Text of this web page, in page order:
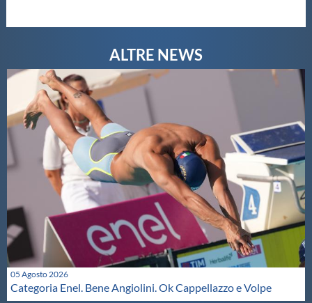
Intranet
Webmail
Contatti
Mappa del sito
05 Agosto 2026
Categoria Enel. Bene Angiolini. Ok Cappellazzo e Volpe